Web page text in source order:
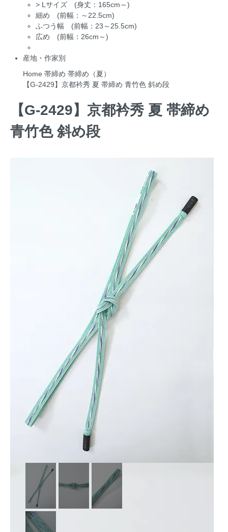
> Lサイズ (身丈：165cm～)
細め (前幅：～22.5cm)
ふつう幅 (前幅：23～25.5cm)
広め (前幅：26cm～)
産地・作家別
Home 帯締め 帯締め（夏）
【G-2429】京都衿秀 夏 帯締め 青竹色 斜め段
【G-2429】京都衿秀 夏 帯締め
青竹色 斜め段